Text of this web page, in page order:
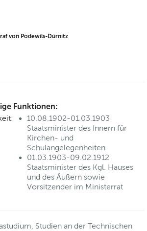
von Podewils-Dürnitz
Funktionen:
10.08.1902-01.03.1903
Staatsminister des Innern für
Kirchen- und
Schulangelegenheiten
01.03.1903-09.02.1912
Staatsminister des Kgl. Hauses
und des Äußern sowie
Vorsitzender im Ministerrat
Studien an der Technischen